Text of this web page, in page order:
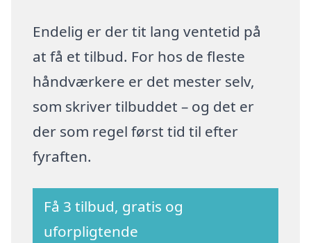
Endelig er der tit lang ventetid på
at få et tilbud. For hos de fleste
håndværkere er det mester selv,
som skriver tilbuddet – og det er
der som regel først tid til efter
fyraften.
Få 3 tilbud, gratis og
uforpligtende